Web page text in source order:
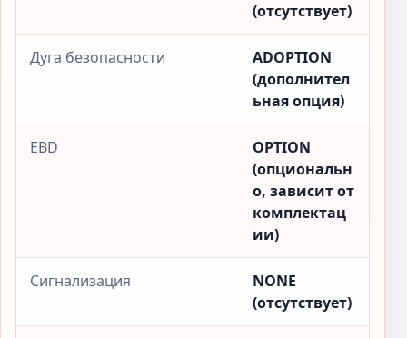
(отсутствует)
Дуга безопасности
ADOPTION
(дополнител
ьная опция)
EBD
OPTION
(опциональн
о, зависит от
комплектац
ии)
Сигнализация
NONE
(отсутствует)